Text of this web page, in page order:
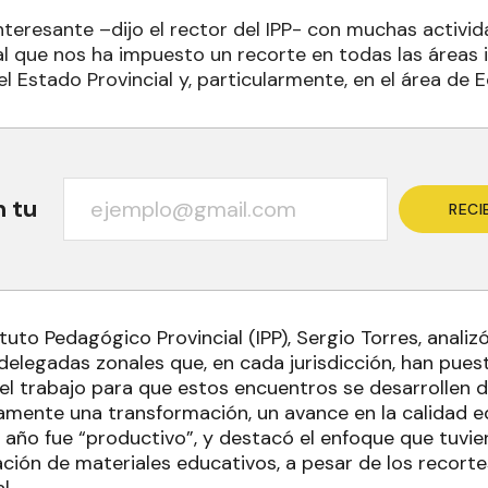
–dijo el rector del IPP- con muchas
que nos ha impuesto un recorte en todas las
Estado Provincial y, particularmente, en el área de
tu
Pedagógico Provincial (IPP), Sergio Torres,
zonales que, en cada jurisdicción, han
trabajo para que estos encuentros se desarrollen
una transformación, un avance en la calidad
fue “productivo”, y destacó el enfoque que
de materiales educativos, a pesar de los